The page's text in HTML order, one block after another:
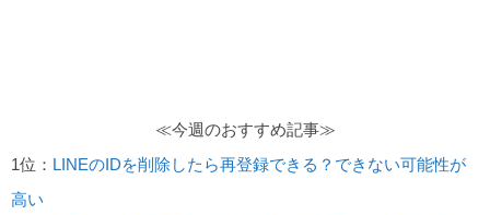
≪今週のおすすめ記事≫
1位： LINEのIDを削除したら再登録できる？できない可能性が
高い